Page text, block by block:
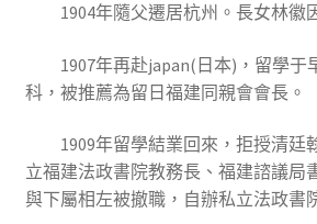
1904年隨父遷居杭州。長女林徽
1907年再赴japan(日本)，留學于
科，被推薦為留日福建同親會會長。
1909年留學結業回來，拒授清廷
立福建法政書院教務長、福建諮議局
與下屬相左被撤職，自辦私立法政書